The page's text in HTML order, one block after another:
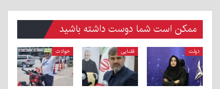
ممکن است شما دوست داشته باشید
دولت قضایی حوادث